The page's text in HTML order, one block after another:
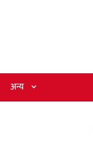
अन्य